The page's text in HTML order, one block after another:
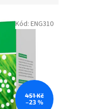
451 Kč
–23 %
Kód: ENG310